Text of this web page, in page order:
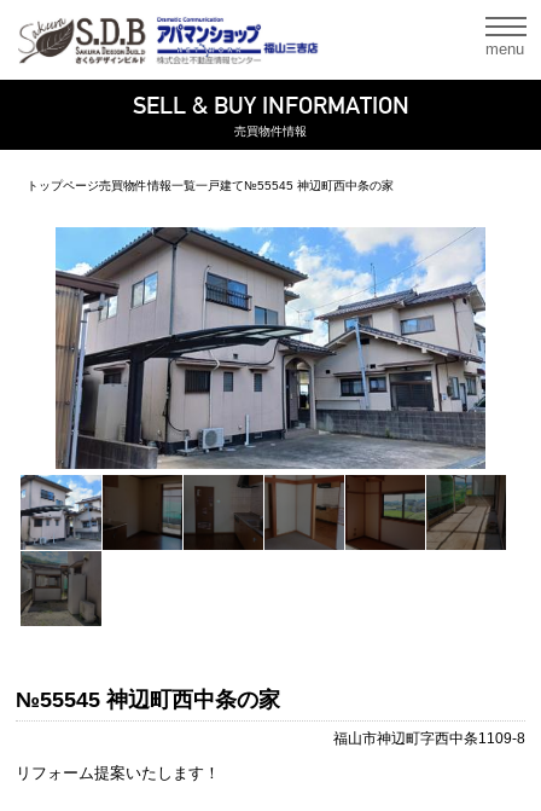
menu
SELL & BUY INFORMATION
売買物件情報
トップページ売買物件情報一覧一戸建て№55545 神辺町西中条の家
№55545 神辺町西中条の家
福山市神辺町字西中条1109-8
リフォーム提案いたします！